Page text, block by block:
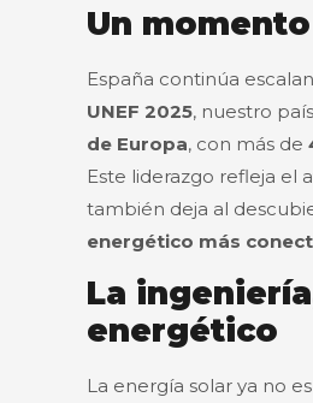
Un
España continúa
UNEF 2025, nuestro
de Europa, con más de
Este liderazgo refleja el
también deja al
energético más
La
energético
La energía solar ya no